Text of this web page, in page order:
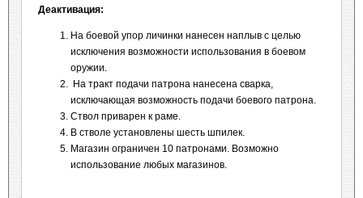
Деактивация:
На боевой упор личинки нанесен наплыв с целью
исключения возможности использования в боевом
оружии.
На тракт подачи патрона нанесена сварка,
исключающая возможность подачи боевого патрона.
Ствол приварен к раме.
В стволе установлены шесть шпилек.
Магазин ограничен 10 патронами. Возможно
использование любых магазинов.